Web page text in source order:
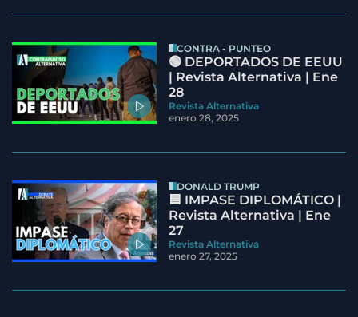
CONTRA - PUNTEO
🟢 DEPORTADOS DE EEUU
| Revista Alternativa | Ene
28
Revista Alternativa
enero 28, 2025
DONALD TRUMP
🟦 IMPASE DIPLOMÁTICO |
Revista Alternativa | Ene
27
Revista Alternativa
enero 27, 2025